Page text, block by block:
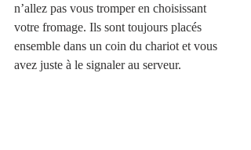
n’allez pas vous tromper en choisissant
votre fromage. Ils sont toujours placés
ensemble dans un coin du chariot et vous
avez juste à le signaler au serveur.